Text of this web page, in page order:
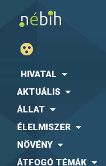
HIVATAL
AKTUÁLIS
ÁLLAT
ÉLELMISZER
NÖVÉNY
ÁTFOGÓ TÉMÁK